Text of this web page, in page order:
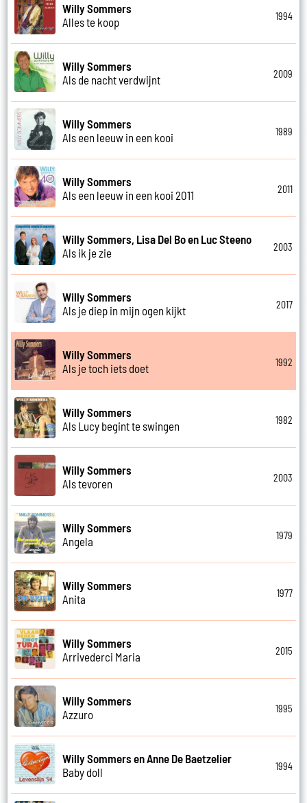
Willy Sommers
Alles te koop
1994
Willy Sommers
Als de nacht verdwijnt
2009
Willy Sommers
Als een leeuw in een kooi
1989
Willy Sommers
Als een leeuw in een kooi 2011
2011
Willy Sommers, Lisa Del Bo en Luc Steeno
Als ik je zie
2003
Willy Sommers
Als je diep in mijn ogen kijkt
2017
Willy Sommers
Als je toch iets doet
1992
Willy Sommers
Als Lucy begint te swingen
1982
Willy Sommers
Als tevoren
2003
Willy Sommers
Angela
1979
Willy Sommers
Anita
1977
Willy Sommers
Arrivederci Maria
2015
Willy Sommers
Azzuro
1995
Willy Sommers en Anne De Baetzelier
Baby doll
1994